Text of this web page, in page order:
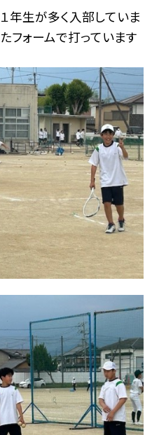
年生が多く入部していま
フォームで打っています